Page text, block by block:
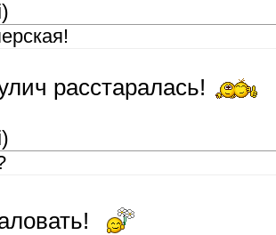
)
расстаралась!
)